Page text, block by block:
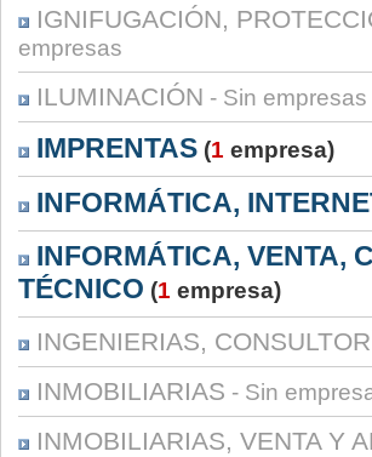
IGNIFUGACIÓN,
empresas
ILUMINACIÓN - Sin empresas
IMPRENTAS (1 empresa)
INFORMÁTICA,
INFORMÁTICA, VENTA,
TÉCNICO (1 empresa)
INGENIERIAS,
INMOBILIARIAS - Sin
INMOBILIARIAS, VENTA Y